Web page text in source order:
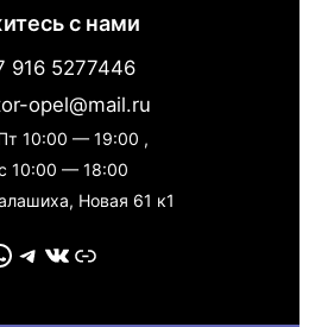
с нами
916 5277446
opel@mail.ru
10:00 — 19:00 ,
10:00 — 18:00
Новая 61 к1
Telegram VK Link